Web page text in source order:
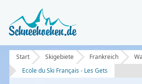
Start Skigebiete Frankreich
Ecole du Ski Français - Les Gets